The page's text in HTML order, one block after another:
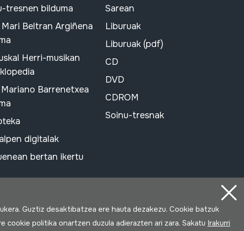
tresnen bilduma
Beltran Argiñena
Herri-musikan
Barrenetxea
digitalak
bertan ikertu
Sarean
Liburuak
Liburuak (pdf)
CD
DVD
CDROM
Soinu-tresnak
Guztiz desaktibatzea ere hauta dezakezu. Cookie batzuk
politika onartzen duzula adierazten ari zara. Sakatu Irakurri